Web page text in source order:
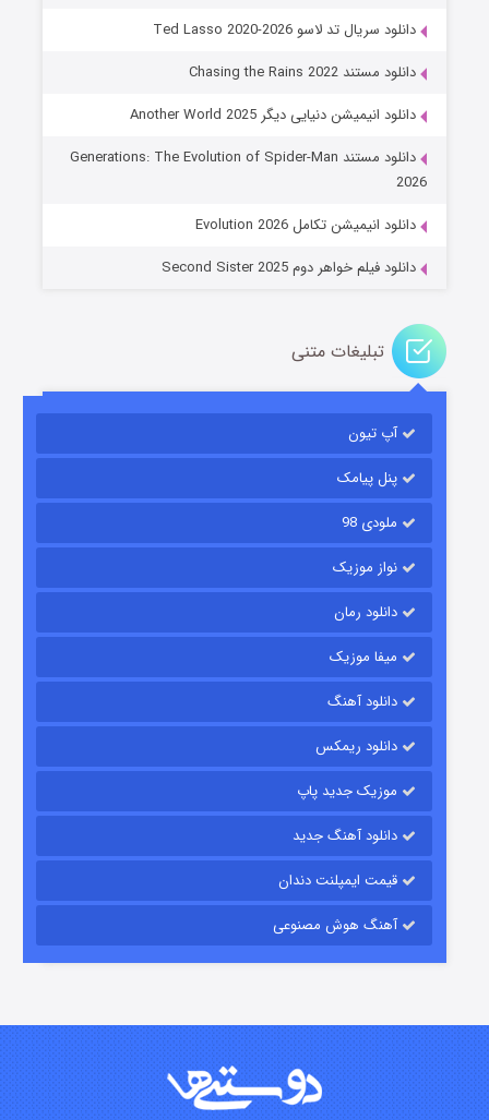
جادوگری در مغولستان
قسمت۱۴ (زیرنویس) منتشر شد
باب اسفنجی فصل ۱۷
قسمت۶ (زیرنویس) منتشر شد
قسمت۱۵ (دوبله) منتشر شد
زیرزمین
دانلود سریال تد لاسو Ted Lasso 2020-2026
دانلود مستند Chasing the Rains 2022
دانلود انیمیشن دنیایی دیگر Another World 2025
دانلود مستند Generations: The Evolution of Spider-Man
2026
دانلود انیمیشن تکامل Evolution 2026
دانلود فیلم خواهر دوم Second Sister 2025
تبلیغات متنی
آپ تیون
پنل پیامک
ملودی 98
نواز موزیک
دانلود رمان
میفا موزیک
دانلود آهنگ
دانلود ریمکس
موزیک جدید پاپ
دانلود آهنگ جدید
قیمت ایمپلنت دندان
آهنگ هوش مصنوعی